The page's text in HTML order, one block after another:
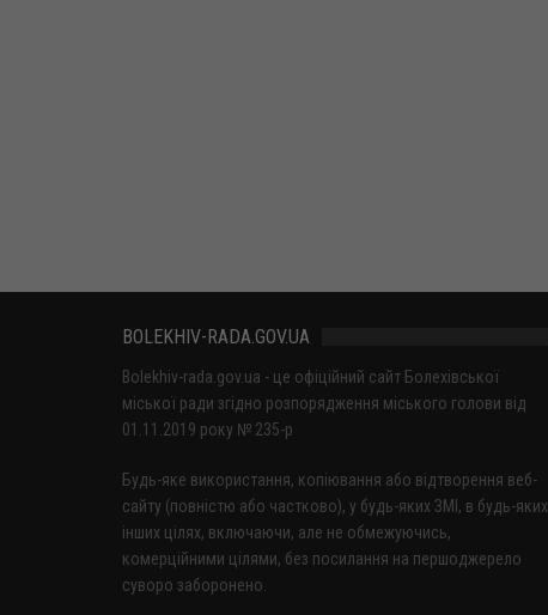
BOLEKHIV-RADA.GOV.UA
Bolekhiv-rada.gov.ua - це офіційний сайт Болехівської
міської ради згідно розпорядження міського голови від
01.11.2019 року № 235-р
Будь-яке використання, копіювання або відтворення веб-
сайту (повністю або частково), у будь-яких ЗМІ, в будь-яких
інших цілях, включаючи, але не обмежуючись,
комерційними цілями, без посилання на першоджерело
суворо заборонено.